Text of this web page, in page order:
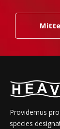
Providemus
species